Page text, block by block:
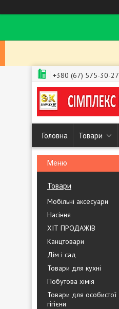
+380 (67) 575-30-27
Головна Товари
Товари
Мобільні аксесуари
Насіння
ХІТ ПРОДАЖІВ
Канцтовари
Дім і сад
Товари для кухні
Побутова хімія
Товари для особистої
гігієни